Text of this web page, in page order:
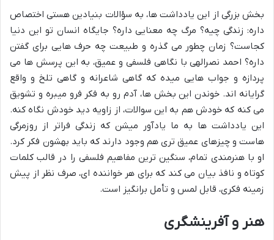
بخش بزرگی از این یادداشت ها، به سؤالات بنیادین هستی اختصاص
داره: زندگی چیه؟ مرگ چه معنایی داره؟ جایگاه انسان تو این دنیا
کجاست؟ زمان چطور می گذره و طبیعت چه حرف هایی برای گفتن
داره؟ احمد نصرالهی با نگاهی فلسفی و عمیق، به این پرسش ها می
پردازه و جواب هایی میده که گاهی شاعرانه و گاهی تلخ و واقع
گرایانه اند. خوندن این بخش ها، آدم رو به فکر فرو میبره و تشویق
می کنه که خودش هم به این سوالات، از زاویه دید خودش نگاه کنه.
این یادداشت ها به ما یادآور میشن که زندگی فراتر از روزمرگی
هاست و چیزهای عمیق تری هم وجود دارند که باید بهشون فکر کرد.
او با هنرمندی تمام، سنگین ترین مفاهیم فلسفی را در قالب کلمات
کوتاه و نافذ بیان می کند که برای هر خواننده ای، صرف نظر از پیش
زمینه فکری، قابل لمس و تأمل برانگیز است.
هنر و آفرینشگری